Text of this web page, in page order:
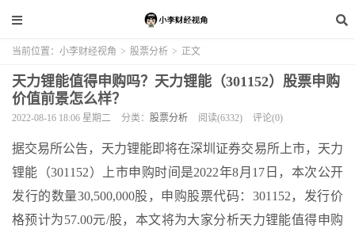
当前位置： 小李财经视角 > 股票分析 > 正文
天力锂能值得申购吗？天力锂能（301152）股票申购
价值前景怎么样？
2022-08-16 18:06 星期二 分类： 股票分析 阅读(6332) 评论(0)
据交易所公告，天力锂能即将在深圳证券交易所上市，天力
锂能（301152）上市申购时间是2022年8月17日，本次公开
发行的数量30,500,000股，申购股票代码：301152，发行价
格预计为57.00元/股，本文将为大家分析天力锂能值得申购